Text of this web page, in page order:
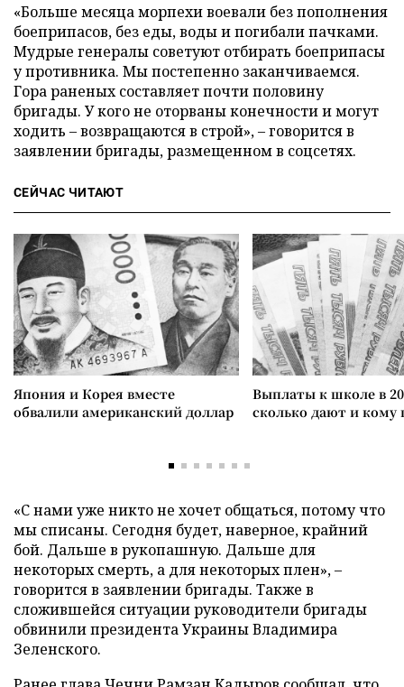
«Больше месяца морпехи воевали без пополнения
боеприпасов, без еды, воды и погибали пачками.
Мудрые генералы советуют отбирать боеприпасы
у противника. Мы постепенно заканчиваемся.
Гора раненых составляет почти половину
бригады. У кого не оторваны конечности и могут
ходить – возвращаются в строй», – говорится в
заявлении бригады, размещенном в соцсетях.
СЕЙЧАС ЧИТАЮТ
Япония и Корея вместе
обвалили американский доллар
Выплаты к школе в
сколько дают и
«С нами уже никто не хочет общаться, потому что
мы списаны. Сегодня будет, наверное, крайний
бой. Дальше в рукопашную. Дальше для
некоторых смерть, а для некоторых плен», –
говорится в заявлении бригады. Также в
сложившейся ситуации руководители бригады
обвинили президента Украины Владимира
Зеленского.